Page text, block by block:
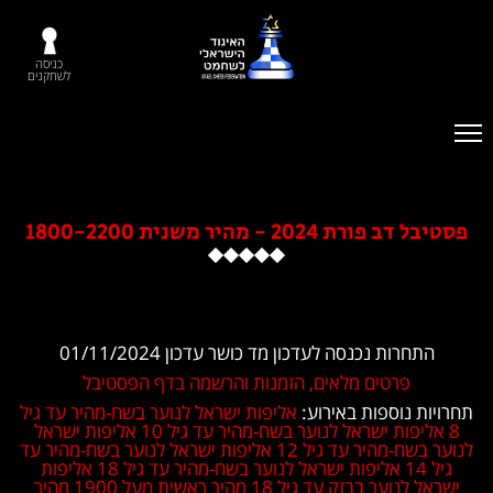
משנית 1800-2200
נכנסה לעדכון מד כושר עדכון 01/11/2024
מלאים, הזמנות והרשמה בדף הפסטיבל
באירוע:אליפות ישראל לנוער בשח-מהיר עד גיל
ישראל לנוער בשח-מהיר עד גיל 10 אליפות ישראל
עד גיל 12 אליפות ישראל לנוער בשח-מהיר עד
ישראל לנוער בשח-מהיר עד גיל 18 אליפות
בבזק עד גיל 18 מהיר ראשית מעל 1900 מהיר